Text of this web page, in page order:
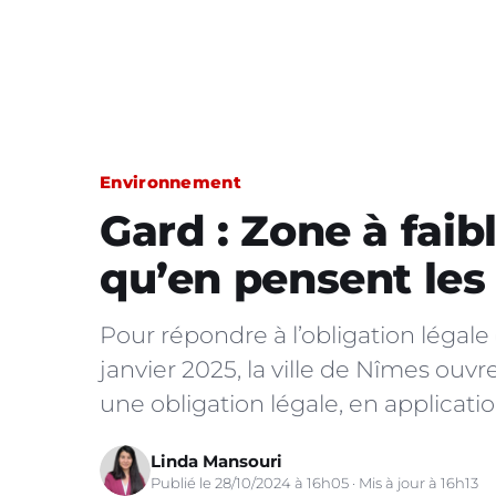
Environnement
Gard : Zone à
qu’en pensent
Pour répondre à l’obligation
janvier 2025, la ville de Nîmes
une obligation légale, en
Linda Mansouri
Publié le 28/10/2024 à 16h05 · Mis à jour à 16h13